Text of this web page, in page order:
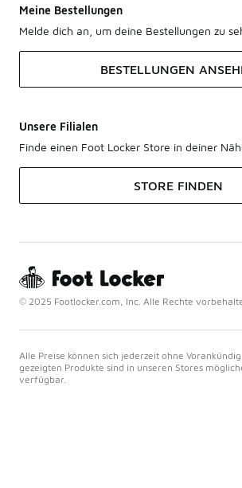
Meine Bestellungen
Melde dich an, um deine Bestellungen zu
BESTELLUNGEN
Unsere Filialen
Finde einen Foot Locker Store in deiner
STORE FINDEN
© 2025 Footlocker.com, Inc. Alle Rechte
Alle Preise können sich jederzeit ohne
gezeigten Produkte sind in unseren Stores
verfügbar.